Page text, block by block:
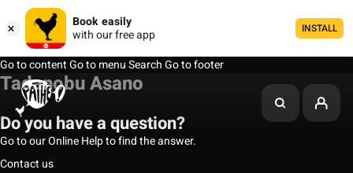
Book easily
with our free app
INSTALL
Go to contentGo to menuSearchGo to footer
Tadanobu Asano
Do you have a question?
Go to our Online Help to find the answer.
Contact us